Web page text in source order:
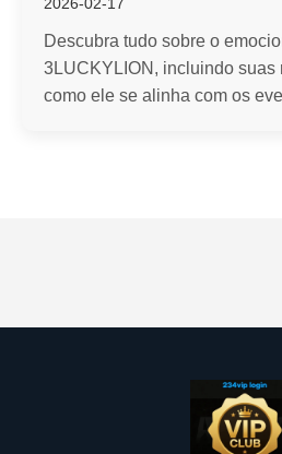
Descubra tudo sobre o
3LUCKYLION, incluindo suas
como ele se alinha com os